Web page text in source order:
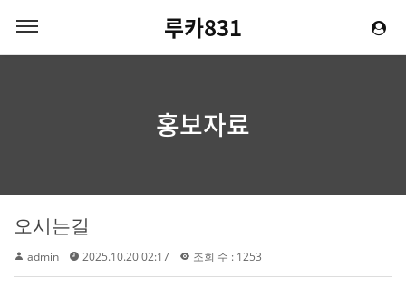
루카831
홍보자료
오시는길
admin 2025.10.20 02:17 조회 수 : 1253